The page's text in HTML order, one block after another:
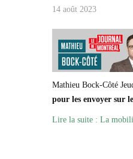
14 août 2023
Mathieu Bock-Côté
pour les envoyer sur
Lire la suite : La